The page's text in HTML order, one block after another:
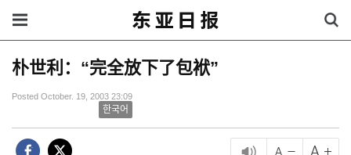
朴世利：“完全放下了包袱”
Posted October. 19, 2003 23:09
한국어